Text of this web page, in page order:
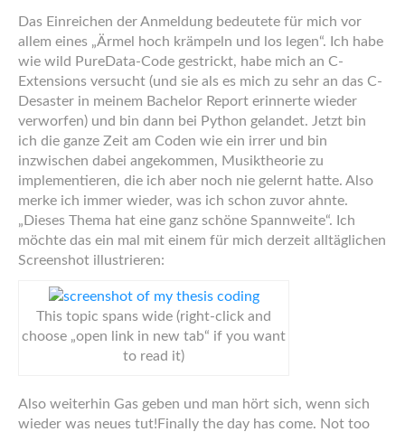
Das Einreichen der Anmeldung bedeutete für mich vor
allem eines „Ärmel hoch krämpeln und los legen“. Ich habe
wie wild PureData-Code gestrickt, habe mich an C-
Extensions versucht (und sie als es mich zu sehr an das C-
Desaster in meinem Bachelor Report erinnerte wieder
verworfen) und bin dann bei Python gelandet. Jetzt bin
ich die ganze Zeit am Coden wie ein irrer und bin
inzwischen dabei angekommen, Musiktheorie zu
implementieren, die ich aber noch nie gelernt hatte. Also
merke ich immer wieder, was ich schon zuvor ahnte.
„Dieses Thema hat eine ganz schöne Spannweite“. Ich
möchte das ein mal mit einem für mich derzeit alltäglichen
Screenshot illustrieren:
This topic spans wide (right-click and
choose „open link in new tab“ if you want
to read it)
Also weiterhin Gas geben und man hört sich, wenn sich
wieder was neues tut! Finally the day has come. Not too